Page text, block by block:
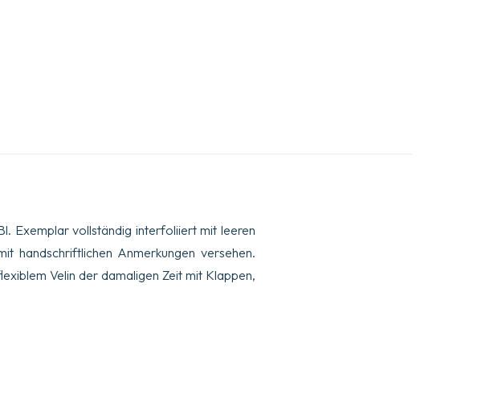
Exemplar vollständig interfoliiert mit leeren
handschriftlichen Anmerkungen versehen.
Velin der damaligen Zeit mit Klappen,